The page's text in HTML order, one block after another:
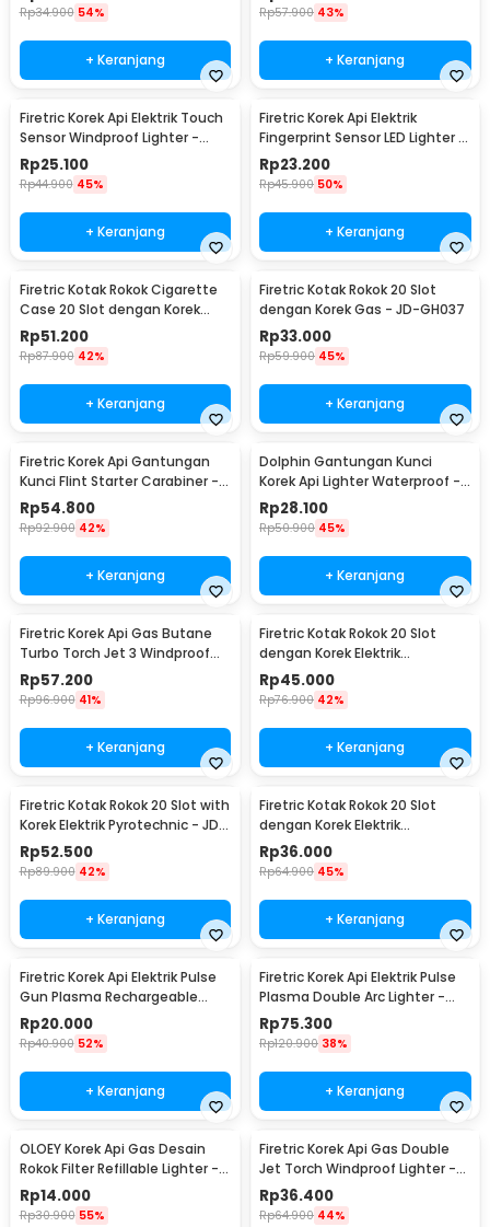
Rp34.900 54%
+ Keranjang
Rp57.900 43%
+ Keranjang
Firetric Korek Api Elektrik Touch
Sensor Windproof Lighter -
JL706
Rp25.100
Rp44.900 45%
+ Keranjang
Firetric Korek Api Elektrik
Fingerprint Sensor LED Lighter -
MG-517
Rp23.200
Rp45.900 50%
+ Keranjang
Firetric Kotak Rokok Cigarette
Case 20 Slot dengan Korek
Elektrik - JD-YH073
Rp51.200
Rp87.900 42%
+ Keranjang
Firetric Kotak Rokok 20 Slot
dengan Korek Gas - JD-GH037
Rp33.000
Rp59.900 45%
+ Keranjang
Firetric Korek Api Gantungan
Kunci Flint Starter Carabiner -
BCK2-666
Rp54.800
Rp92.900 42%
+ Keranjang
Dolphin Gantungan Kunci
Korek Api Lighter Waterproof -
1989
Rp28.100
Rp50.900 45%
+ Keranjang
Firetric Korek Api Gas Butane
Turbo Torch Jet 3 Windproof
Lighter - PE-979
Rp57.200
Rp96.900 41%
+ Keranjang
Firetric Kotak Rokok 20 Slot
dengan Korek Elektrik
Pyrotechnic - JD-YH048
Rp45.000
Rp76.900 42%
+ Keranjang
Firetric Kotak Rokok 20 Slot with
Korek Elektrik Pyrotechnic - JD-
YH051
Rp52.500
Rp89.900 42%
+ Keranjang
Firetric Kotak Rokok 20 Slot
dengan Korek Elektrik
Pyrotechnic - HD-KS-A6
Rp36.000
Rp64.900 45%
+ Keranjang
Firetric Korek Api Elektrik Pulse
Gun Plasma Rechargeable
Lighter - MSDS
Rp20.000
Rp40.900 52%
+ Keranjang
Firetric Korek Api Elektrik Pulse
Plasma Double Arc Lighter -
HY-6008C
Rp75.300
Rp120.900 38%
+ Keranjang
OLOEY Korek Api Gas Desain
Rokok Filter Refillable Lighter -
XM19
Rp14.000
Rp30.900 55%
Firetric Korek Api Gas Double
Jet Torch Windproof Lighter -
PL-139
Rp36.400
Rp64.900 44%